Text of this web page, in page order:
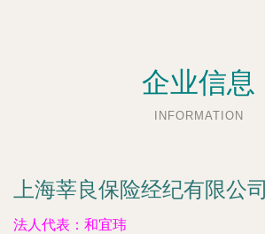
企业信息
INFORMATION
上海莘良保险经纪有限公司
法人代表： 和宜玮